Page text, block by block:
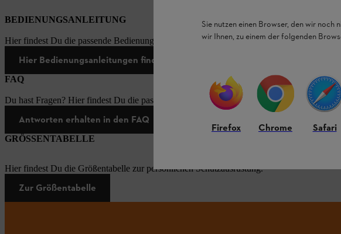
BEDIENUNGSANLEITUNG
Hier findest Du die passende Bedienungsanleitungen zu unseren STIHL Produkten.
Hier Bedienungsanleitungen finden
FAQ
Du hast Fragen? Hier findest Du die passenden Antworten zu den häufigsten Fragen.
Antworten erhalten in den FAQ
GRÖSSENTABELLE
Hier findest Du die Größentabelle zur persönlichen Schutzausrüstung.
Zur Größentabelle
Sie nutzen einen Browser, den wir
wir Ihnen, zu einem der folgenden
Firefox Chrome Safari